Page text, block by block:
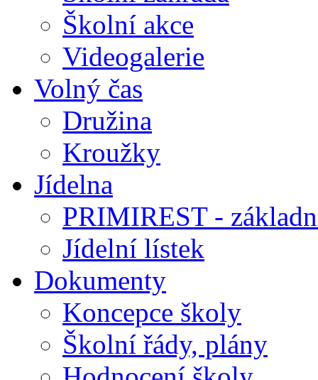
Školní akce
Videogalerie
Volný čas
Družina
Kroužky
Jídelna
PRIMIREST -
Jídelní lístek
Dokumenty
Koncepce školy
Školní řády, plány